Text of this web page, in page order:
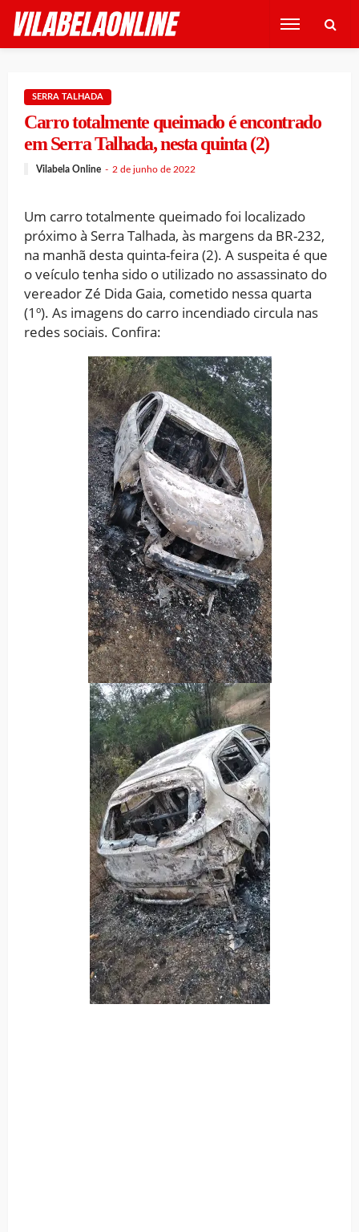
SERRA TALHADA
Carro totalmente queimado é encontrado
em Serra Talhada, nesta quinta (2)
Vilabela Online 2 de junho de 2022
Um carro totalmente queimado foi localizado
próximo à Serra Talhada, às margens da BR-232,
na manhã desta quinta-feira (2). A suspeita é que
o veículo tenha sido o utilizado no assassinato do
vereador Zé Dida Gaia, cometido nessa quarta
(1º). As imagens do carro incendiado circula nas
redes sociais. Confira: